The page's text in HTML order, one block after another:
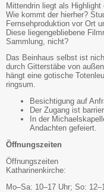
Mittendrin liegt als Highlight
Wie kommt der hierher?
Fernsehproduktion vor Ort
Diese liegengebliebene
Sammlung, nicht?
Das Beinhaus selbst ist
durch Gitterstäbe von
hängt eine gotische
ringsum.
Besichtigung auf
Der Zugang ist
In der
Andachten gefeiert.
Öffnungszeiten
Öffnungszeiten
Katharinenkirche:
Mo–Sa: 10–17 Uhr; So: